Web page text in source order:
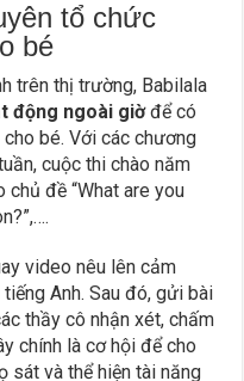
tổ chức
bé
trên thị trường, Babilala
động ngoài giờđể có
bé. Với các chương
cuộc thi chào năm
đề “What are you
video nêu lên cảm
Anh. Sau đó, gửi bài
thầy cô nhận xét, chấm
chính là cơ hội để cho
sát và thể hiện tài năng